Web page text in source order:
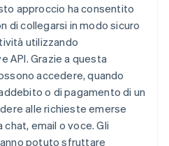
approccio ha consentito
di collegarsi in modo sicuro
utilizzando
API. Grazie a questa
accedere, quando
o di pagamento di un
alle richieste emerse
email o voce. Gli
potuto sfruttare